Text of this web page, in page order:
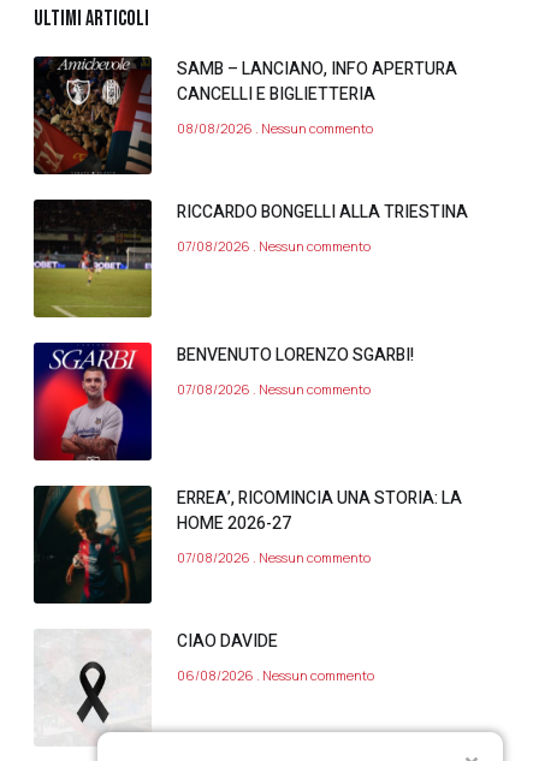
ULTIMI ARTICOLI
SAMB – LANCIANO, INFO APERTURA
CANCELLI E BIGLIETTERIA
08/08/2026 Nessun commento
RICCARDO BONGELLI ALLA TRIESTINA
07/08/2026 Nessun commento
BENVENUTO LORENZO SGARBI!
07/08/2026 Nessun commento
ERREA’, RICOMINCIA UNA STORIA: LA
HOME 2026-27
07/08/2026 Nessun commento
CIAO DAVIDE
06/08/2026 Nessun commento